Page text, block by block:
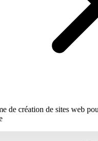
de création de sites web